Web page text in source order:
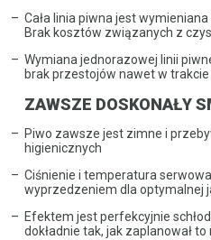
Cała linia piwna jest
Brak kosztów związanych z
Wymiana jednorazowej linii
brak przestojów nawet w
ZAWSZE DOSKONAŁY
Piwo zawsze jest zimne i
higienicznych
Ciśnienie i temperatura
wyprzedzeniem dla optymalnej
Efektem jest perfekcyjnie
dokładnie tak, jak zaplanował